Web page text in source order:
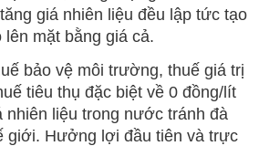
giá nhiên liệu đều lập tức tạo
mặt bằng giá cả.
bảo vệ môi trường, thuế giá trị
tiêu thụ đặc biệt về 0 đồng/lít
nhiên liệu trong nước tránh đà
giới. Hưởng lợi đầu tiên và trực